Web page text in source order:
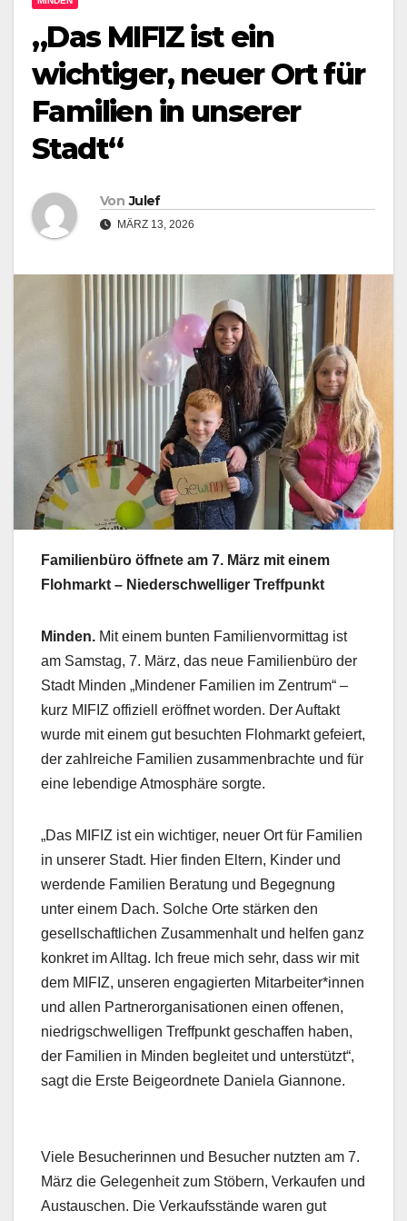
„Das MIFIZ ist ein
wichtiger, neuer Ort für
Familien in unserer
Stadt“
Von Julef
MÄRZ 13, 2026
Familienbüro öffnete am 7. März mit einem
Flohmarkt – Niederschwelliger Treffpunkt
Minden. Mit einem bunten Familienvormittag ist
am Samstag, 7. März, das neue Familienbüro der
Stadt Minden „Mindener Familien im Zentrum“ –
kurz MIFIZ offiziell eröffnet worden. Der Auftakt
wurde mit einem gut besuchten Flohmarkt gefeiert,
der zahlreiche Familien zusammenbrachte und für
eine lebendige Atmosphäre sorgte.
„Das MIFIZ ist ein wichtiger, neuer Ort für Familien
in unserer Stadt. Hier finden Eltern, Kinder und
werdende Familien Beratung und Begegnung
unter einem Dach. Solche Orte stärken den
gesellschaftlichen Zusammenhalt und helfen ganz
konkret im Alltag. Ich freue mich sehr, dass wir mit
dem MIFIZ, unseren engagierten Mitarbeiter*innen
und allen Partnerorganisationen einen offenen,
niedrigschwelligen Treffpunkt geschaffen haben,
der Familien in Minden begleitet und unterstützt“,
sagt die Erste Beigeordnete Daniela Giannone.
Viele Besucherinnen und Besucher nutzten am 7.
März die Gelegenheit zum Stöbern, Verkaufen und
Austauschen. Die Verkaufsstände waren gut